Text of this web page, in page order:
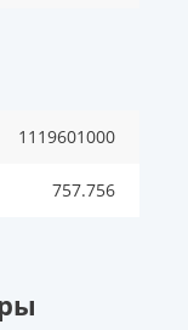
1119601000
757.756